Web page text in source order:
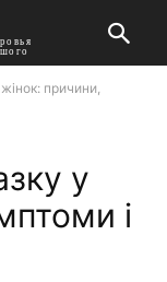
причини,
у
і